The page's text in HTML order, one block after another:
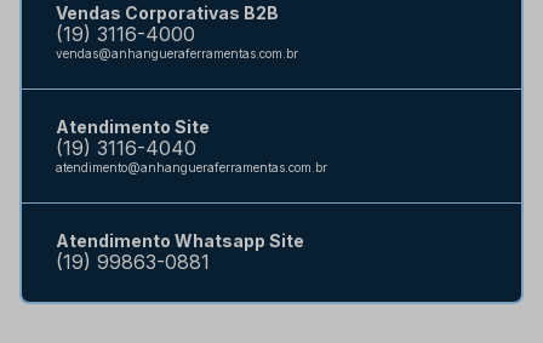
Vendas Corporativas B2B
(19) 3116-4000
vendas@anhangueraferramentas.com.br
Atendimento Site
(19) 3116-4040
atendimento@anhangueraferramentas.com.br
Atendimento Whatsapp Site
(19) 99863-0881